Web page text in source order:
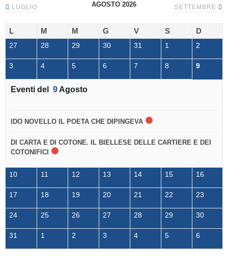
LUGLIO AGOSTO 2026 SETTEMBRE
L M M G V S D
27 28 29 30 31 1 2
3 4 5 6 7 8 9
Eventi del 9 Agosto
IDO NOVELLO IL POETA CHE DIPINGEVA
DI CARTA E DI COTONE. IL BIELLESE DELLE CARTIERE E DEI
COTONIFICI
10 11 12 13 14 15 16
17 18 19 20 21 22 23
24 25 26 27 28 29 30
31 1 2 3 4 5 6